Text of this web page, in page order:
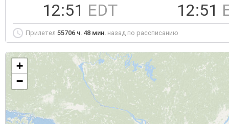
12:51 EDT 12:51
Прилетел 55706 ч. 48 мин. назад по рассписанию
+
−